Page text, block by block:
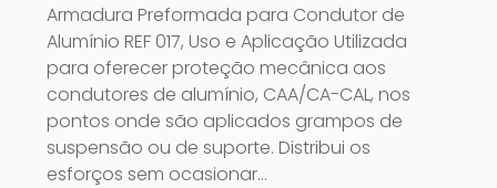
Armadura Preformada para Condutor de
Alumínio REF 017, Uso e Aplicação Utilizada
para oferecer proteção mecânica aos
condutores de alumínio, CAA/CA-CAL, nos
pontos onde são aplicados grampos de
suspensão ou de suporte. Distribui os
esforços sem ocasionar…